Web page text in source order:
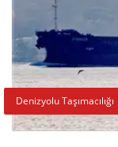
Denizyolu Taşımacılığı